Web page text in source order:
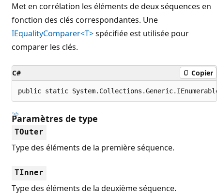
Met en corrélation les éléments de deux séquences en
fonction des clés correspondantes. Une
IEqualityComparer<T>spécifiée est utilisée pour
comparer les clés.
C# Copier
public static
Paramètres de type
TOuter
Type des éléments de la première séquence.
TInner
Type des éléments de la deuxième séquence.